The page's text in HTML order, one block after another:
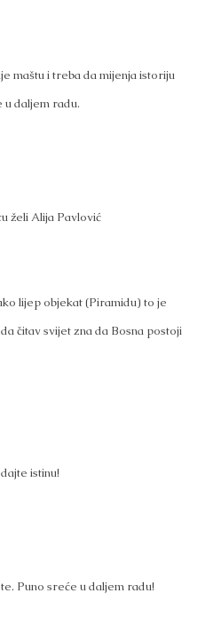
maštu i treba da mijenja istoriju
u daljem radu.
želi Alija Pavlović
lijep objekat (Piramidu) to je
čitav svijet zna da Bosna postoji
istinu!
Puno sreće u daljem radu!